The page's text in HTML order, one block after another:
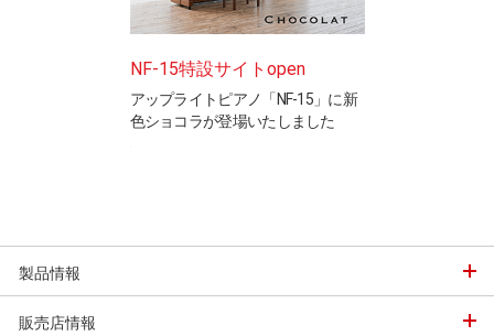
NF-15特設サイトopen
アップライトピアノ「NF-15」に新
色ショコラが登場いたしました
製品情報
販売店情報